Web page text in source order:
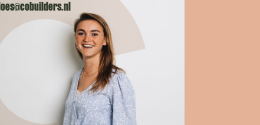
loes@cobuilders.nl